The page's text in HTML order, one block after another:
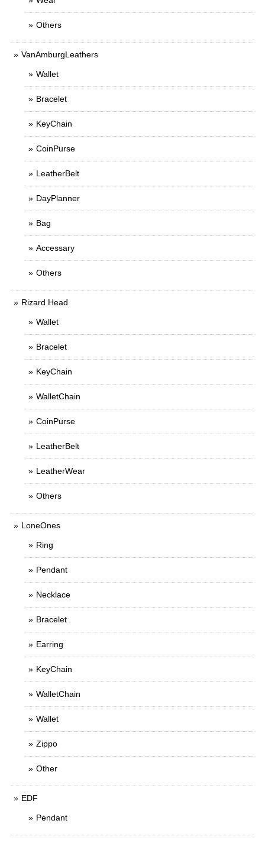
Others
VanAmburgLeathers
Wallet
Bracelet
KeyChain
CoinPurse
LeatherBelt
DayPlanner
Bag
Accessary
Others
Rizard Head
Wallet
Bracelet
KeyChain
WalletChain
CoinPurse
LeatherBelt
LeatherWear
Others
LoneOnes
Ring
Pendant
Necklace
Bracelet
Earring
KeyChain
WalletChain
Wallet
Zippo
Other
EDF
Pendant